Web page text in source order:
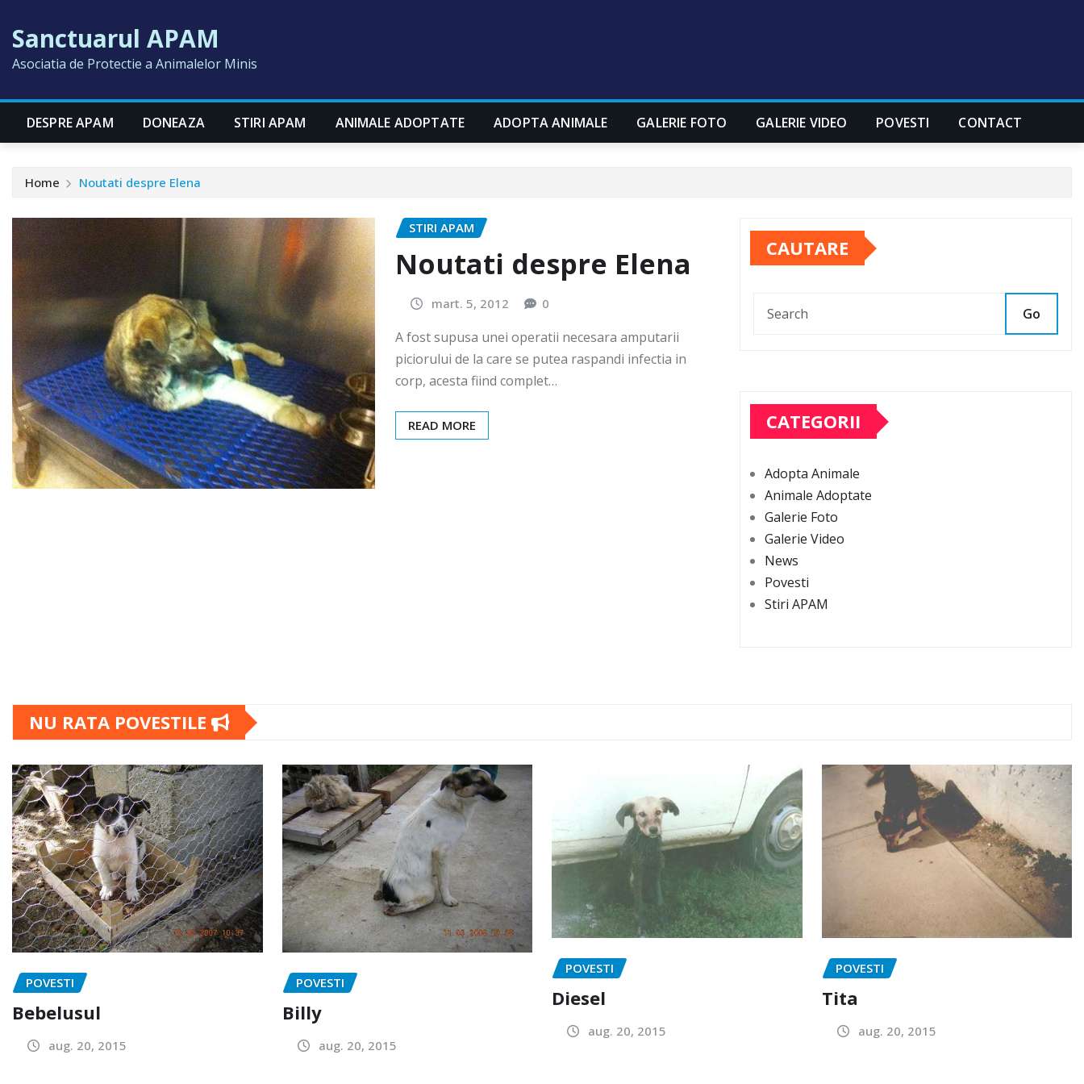
content
Sanctuarul APAM
Asociatia de Protectie a Animalelor Minis
DESPRE APAM DONEAZA STIRI APAM ANIMALE ADOPTATE ADOPTA ANIMALE GALERIE FOTO GALERIE VIDEO POVESTI CONTACT
Home Noutati despre Elena
STIRI APAM
Noutati despre Elena
mart. 5, 2012 0
A fost supusa unei operatii necesara amputarii
piciorului de la care se putea raspandi infectia in
corp, acesta fiind complet…
READ MORE
CAUTARE
Go
CATEGORII
Adopta Animale
Animale Adoptate
Galerie Foto
Galerie Video
News
Povesti
Stiri APAM
NU RATA POVESTILE
POVESTI
Bebelusul
aug. 20, 2015
POVESTI
Billy
aug. 20, 2015
POVESTI
Diesel
aug. 20, 2015
POVESTI
Tita
aug. 20, 2015